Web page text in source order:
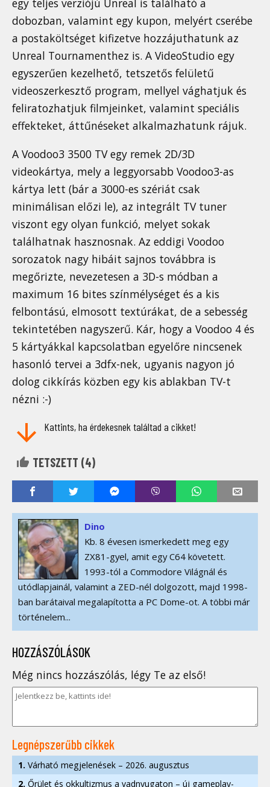
egy teljes verziójú Unreal is található a
dobozban, valamint egy kupon, melyért cserébe
a postaköltséget kifizetve hozzájuthatunk az
Unreal Tournamenthez is. A VideoStudio egy
egyszerűen kezelhető, tetszetős felületű
videoszerkesztő program, mellyel vághatjuk és
feliratozhatjuk filmjeinket, valamint speciális
effekteket, áttűnéseket alkalmazhatunk rájuk.
A Voodoo3 3500 TV egy remek 2D/3D
videokártya, mely a leggyorsabb Voodoo3-as
kártya lett (bár a 3000-es szériát csak
minimálisan előzi le), az integrált TV tuner
viszont egy olyan funkció, melyet sokak
találhatnak hasznosnak. Az eddigi Voodoo
sorozatok nagy hibáit sajnos továbbra is
megőrizte, nevezetesen a 3D-s módban a
maximum 16 bites színmélységet és a kis
felbontású, elmosott textúrákat, de a sebesség
tekintetében nagyszerű. Kár, hogy a Voodoo 4 és
5 kártyákkal kapcsolatban egyelőre nincsenek
hasonló tervei a 3dfx-nek, ugyanis nagyon jó
dolog cikkírás közben egy kis ablakban TV-t
nézni :-)
Kattints, ha érdekesnek találtad a cikket!
TETSZETT (4)
Dino
Kb. 8 évesen ismerkedett meg egy
ZX81-gyel, amit egy C64 követett.
1993-tól a Commodore Világnál és
utódlapjainál, valamint a ZED-nél dolgozott, majd 1998-
ban barátaival megalapította a PC Dome-ot. A többi már
történelem...
HOZZÁSZÓLÁSOK
Még nincs hozzászólás, légy Te az első!
Legnépszerűbb cikkek
1. Várható megjelenések – 2026. augusztus
2. Őrület és okkultizmus a vadnyugaton – új gameplay-